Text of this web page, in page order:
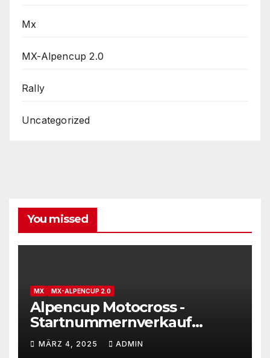
Mx
MX-Alpencup 2.0
Rally
Uncategorized
You missed
MX MX-ALPENCUP 2.0
Alpencup Motocross -
Startnummernverkauf
gestartet
MÄRZ 4, 2025 ADMIN